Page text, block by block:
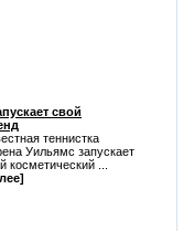
свой
теннистка
Уильямс запускает
косметический ...